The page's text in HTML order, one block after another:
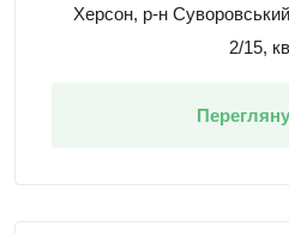
Херсон, р-н
2/15,